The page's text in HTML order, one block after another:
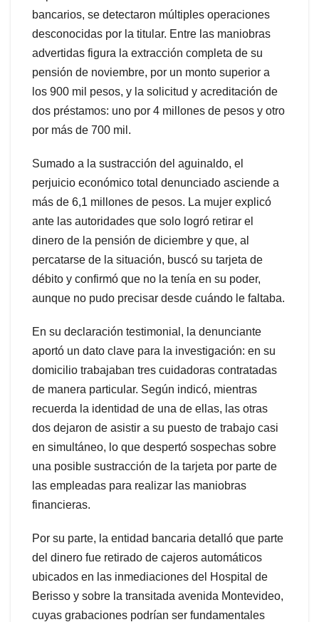
bancarios, se detectaron múltiples operaciones
desconocidas por la titular. Entre las maniobras
advertidas figura la extracción completa de su
pensión de noviembre, por un monto superior a
los 900 mil pesos, y la solicitud y acreditación de
dos préstamos: uno por 4 millones de pesos y otro
por más de 700 mil.
Sumado a la sustracción del aguinaldo, el
perjuicio económico total denunciado asciende a
más de 6,1 millones de pesos. La mujer explicó
ante las autoridades que solo logró retirar el
dinero de la pensión de diciembre y que, al
percatarse de la situación, buscó su tarjeta de
débito y confirmó que no la tenía en su poder,
aunque no pudo precisar desde cuándo le faltaba.
En su declaración testimonial, la denunciante
aportó un dato clave para la investigación: en su
domicilio trabajaban tres cuidadoras contratadas
de manera particular. Según indicó, mientras
recuerda la identidad de una de ellas, las otras
dos dejaron de asistir a su puesto de trabajo casi
en simultáneo, lo que despertó sospechas sobre
una posible sustracción de la tarjeta por parte de
las empleadas para realizar las maniobras
financieras.
Por su parte, la entidad bancaria detalló que parte
del dinero fue retirado de cajeros automáticos
ubicados en las inmediaciones del Hospital de
Berisso y sobre la transitada avenida Montevideo,
cuyas grabaciones podrían ser fundamentales